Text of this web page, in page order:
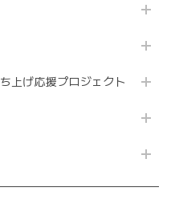
上げ応援プロジェクト